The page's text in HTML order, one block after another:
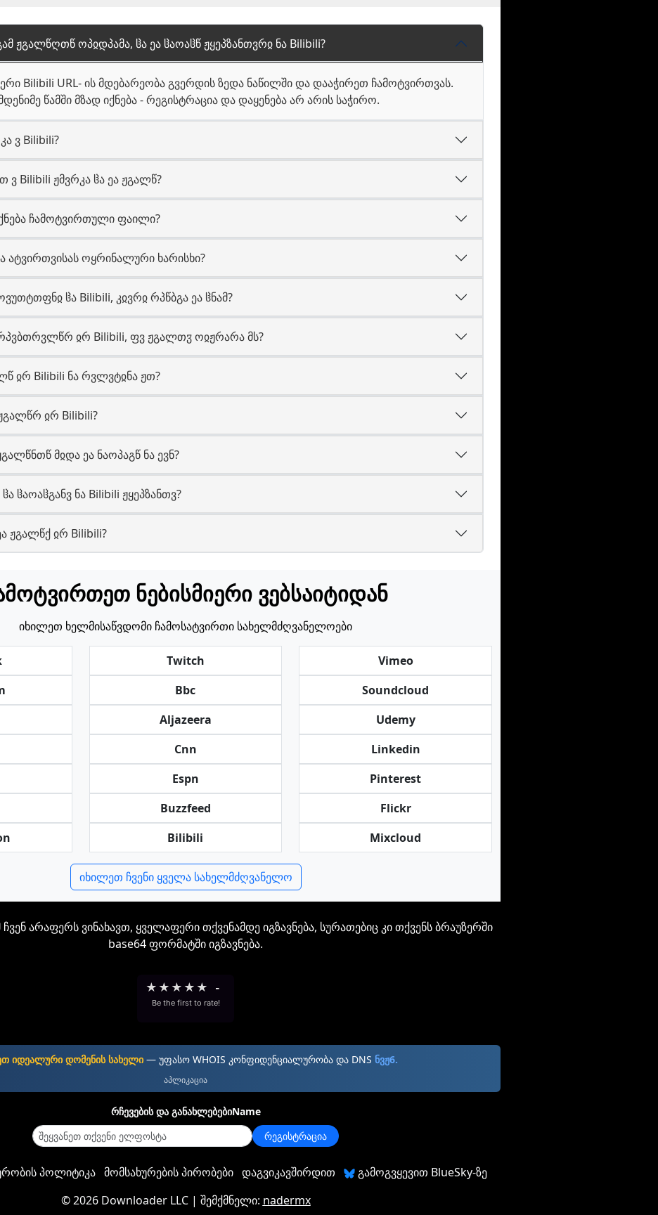
ჟგალწღთწ ოპჲდპამა, ჱა ეა ჱაოაჱწ ჟყეპზანთვრჲ ნა Bilibili?
Bilibili URL- ის მდებარეობა გვერდის ზედა ნაწილში და დააჭირეთ ჩამოტვირთვას.
წამში მზად იქნება - რეგისტრაცია და დაყენება არ არის საჭირო.
ვ Bilibili?
Bilibili ჟმვრკა ჱა ეა ჟგალწ?
ჩამოტვირთული ფაილი?
ატვირთვისას ოყრინალური ხარისხი?
ჱა Bilibili, კჲვრჲ რპწბგა ეა ჱნამ?
ჲრ Bilibili, ფვ ჟგალთჳ ოჲჟრარა მს?
ჲრ Bilibili ნა რვლვტჲნა ჟთ?
ჲრ Bilibili?
მჲდა ეა ნაოპაგწ ნა ევნ?
ჱაოაჱგანვ ნა Bilibili ჟყეპზანთვ?
ჟგალწქ ჲრ Bilibili?
ნებისმიერი ვებსაიტიდან
იხილეთ ხელმისაწვდომი ჩამოსატვირთი სახელმძღვანელოები
Twitch
Bbc
Aljazeera
Cnn
Espn
Buzzfeed
Bilibili
Vimeo
Soundcloud
Udemy
Linkedin
Pinterest
Flickr
Mixcloud
იხილეთ ჩვენი ყველა სახელმძღვანელო
არაფერს ვინახავთ, ყველაფერი თქვენამდე იგზავნება, სურათებიც კი თქვენს ბრაუზერში
base64 ფორმატში იგზავნება.
★ ★ ★ ★ ★ -
Be the first to rate!
იდეალური დომენის სახელი— უფასო WHOIS კონფიდენციალურობა და DNS ნვჟ6.
აპლიკაცია
რჩევების და განახლებებიName
რეგისტრაცია
პოლიტიკა მომსახურების პირობები დაგვიკავშირდით
გამოგვყევით BlueSky-ზე
©2026 Downloader LLC| შემქმნელი: nadermx